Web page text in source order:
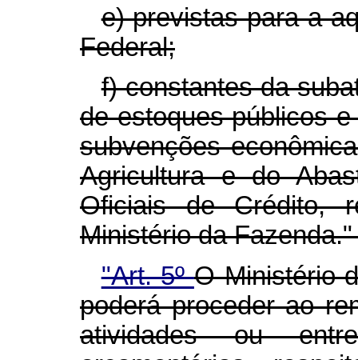
e) previstas para a
Federal;
f) constantes da
de estoques públicos
subvenções
Agricultura e do
Oficiais de Crédito,
Ministério da
"Art. 5ºO Ministério
poderá proceder ao
atividades ou